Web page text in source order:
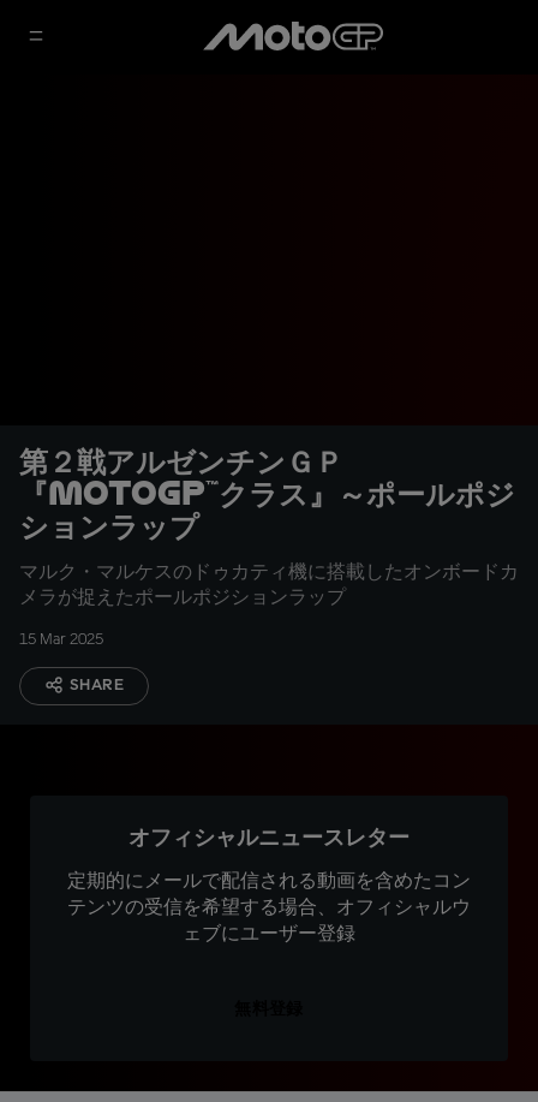
第２戦アルゼンチンＧＰ
『MotoGP™クラス』～ポールポジ
ションラップ
マルク・マルケスのドゥカティ機に搭載したオンボードカ
メラが捉えたポールポジションラップ
15 Mar 2025
SHARE
オフィシャルニュースレター
定期的にメールで配信される動画を含めたコン
テンツの受信を希望する場合、オフィシャルウ
ェブにユーザー登録